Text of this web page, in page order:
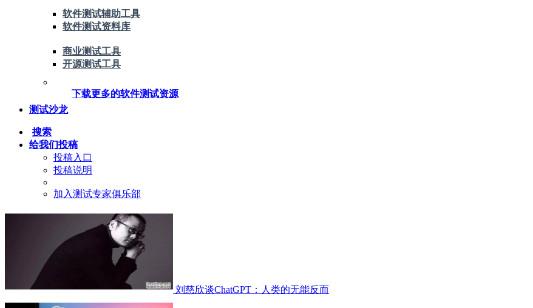
软件测试辅助工具
软件测试资料库
商业测试工具
开源测试工具
下载更多的软件测试资源
测试沙龙
搜索
给我们投稿
投稿入口
投稿说明
加入测试专家俱乐部
刘慈欣谈ChatGPT：人类的无能反而